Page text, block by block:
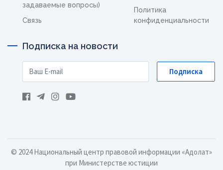
задаваемые вопросы)
Связь
Политика
конфиденциальности
Подписка на новости
Подписка
© 2024 Национальный центр правовой информации «Адолат»
при Министерстве юстиции